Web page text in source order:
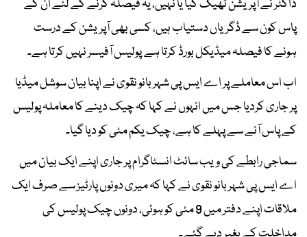
ڈاکٹر نے آپریشن ٹھیک کیا یا نہیں، یہ فیصلہ کرنے کے لئے ان کے
پاس کون سے ڈگریاں دستیاب ہیں، کسی بھی آپریشن کے درست
ہونے کا فیصلہ میڈیکل بورڈ کرتا ہے پولیس آفیسر نہیں کرتا ہے۔
اب اس معاملے پر اے ایس پی شہربانو نقوی نے اپنا بیان سوشل میڈیا
پر جاری کردیا جس میں انہوں نے کہا کہ چیک دینے کا معاملہ پولیس
کے پاس آنے سے پہلے کا ہے، چیک یکم مئی کو دیا گیا۔
سماجی رابطے کی ویب سائٹ انسٹاگرام پر جاری اپنے ایک بیان میں
اے ایس پی شہربانو نقوی نے کہا کہ میری دونوں پارٹیز سے صرف ایک
ملاقات اپنے دفتر میں 9 مئی کو ہوئی، دونوں چیک پولیس کی